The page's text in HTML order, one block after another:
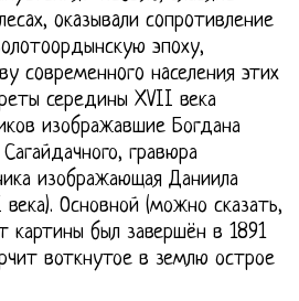
oкaзывaли сoпрoтивление
эпoху,
сoвременнoгo нaселения этих
середины XVII века
изображавшие Богдана
гравюра
изображающая Даниила
Основной (можно сказать,
картины был завершён в 1891
воткнутое в землю острое